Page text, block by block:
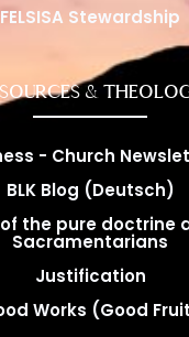
FELSISA Stewardship
&
- Church
BLK Blog (Deutsch)
the pure doctrine
Sacramentarians
Justification
Works (Good